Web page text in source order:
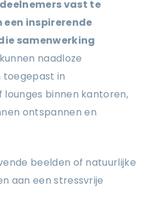
vast te
een inspirerende
samenwerking
naadloze
in
binnen kantoren,
ontspannen en
beelden of natuurlijke
aan een stressvrije